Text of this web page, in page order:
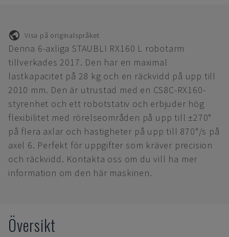
Visa på originalspråket
Denna 6-axliga STAUBLI RX160 L robotarm
tillverkades 2017. Den har en maximal
lastkapacitet på 28 kg och en räckvidd på upp till
2010 mm. Den är utrustad med en CS8C-RX160-
styrenhet och ett robotstativ och erbjuder hög
flexibilitet med rörelseområden på upp till ±270°
på flera axlar och hastigheter på upp till 870°/s på
axel 6. Perfekt för uppgifter som kräver precision
och räckvidd. Kontakta oss om du vill ha mer
information om den här maskinen.
Översikt